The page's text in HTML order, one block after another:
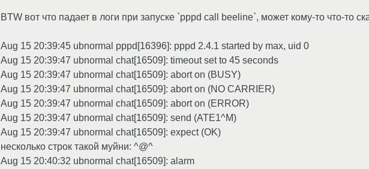
BTW вот что падает в логи при запуске `pppd call beeline`, может кому-то что-то
Aug 15 20:39:45 ubnormal pppd[16396]: pppd 2.4.1 started by max, uid 0
Aug 15 20:39:47 ubnormal chat[16509]: timeout set to 45 seconds
Aug 15 20:39:47 ubnormal chat[16509]: abort on (BUSY)
Aug 15 20:39:47 ubnormal chat[16509]: abort on (NO CARRIER)
Aug 15 20:39:47 ubnormal chat[16509]: abort on (ERROR)
Aug 15 20:39:47 ubnormal chat[16509]: send (ATE1^M)
Aug 15 20:39:47 ubnormal chat[16509]: expect (OK)
несколько строк такой муйни: ^@^
Aug 15 20:40:32 ubnormal chat[16509]: alarm